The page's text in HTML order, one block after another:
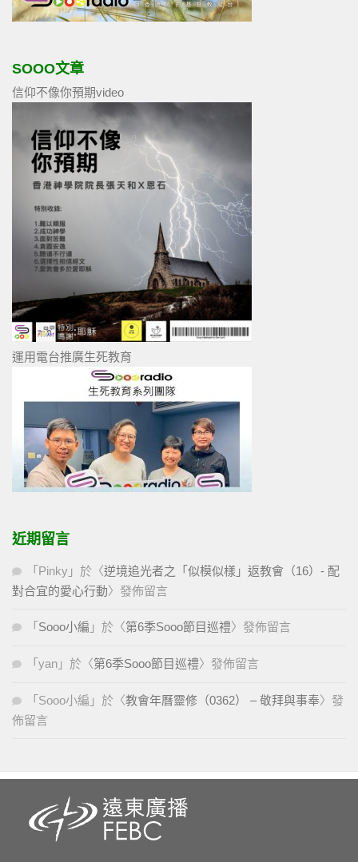
SOOO文章
信仰不像你預期video
運用電台推廣生死教育
近期留言
「 Pinky 」於〈逆境追光者之「似模似樣」返教會（16）- 配
對合宜的愛心行動〉發佈留言
「 Sooo小編 」於〈第6季Sooo節目巡禮〉發佈留言
「 yan 」於〈第6季Sooo節目巡禮〉發佈留言
「 Sooo小編 」於〈教會年曆靈修（0362） – 敬拜與事奉〉發
佈留言